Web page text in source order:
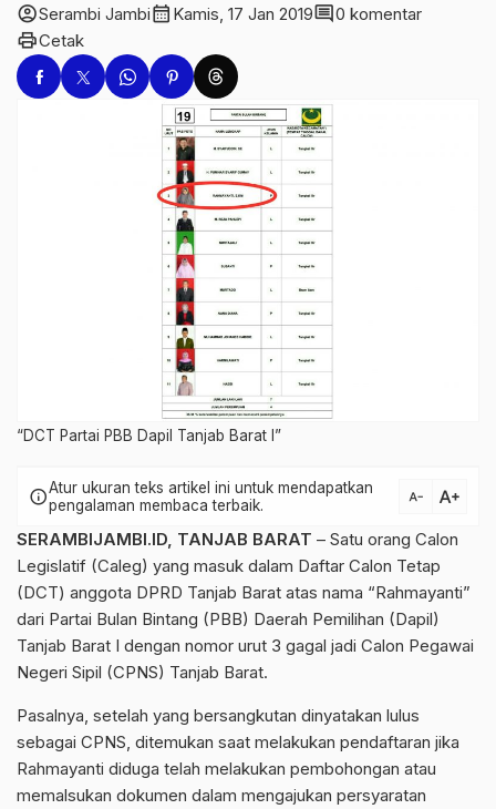
account_circleSerambi Jambicalendar_month Kamis, 17 Jan 2019comment0 komentar
printCetak
“DCT Partai PBB Dapil Tanjab Barat I”
infoAtur ukuran teks artikel ini untuk mendapatkan
pengalaman membaca terbaik.
text_decrease text_increase
SERAMBIJAMBI.ID, TANJAB BARAT – Satu orang Calon
Legislatif (Caleg) yang masuk dalam Daftar Calon Tetap
(DCT) anggota DPRD Tanjab Barat atas nama “Rahmayanti”
dari Partai Bulan Bintang (PBB) Daerah Pemilihan (Dapil)
Tanjab Barat I dengan nomor urut 3 gagal jadi Calon Pegawai
Negeri Sipil (CPNS) Tanjab Barat.
Pasalnya, setelah yang bersangkutan dinyatakan lulus
sebagai CPNS, ditemukan saat melakukan pendaftaran jika
Rahmayanti diduga telah melakukan pembohongan atau
memalsukan dokumen dalam mengajukan persyaratan